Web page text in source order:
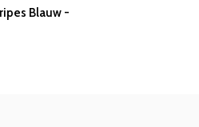
Blauw -